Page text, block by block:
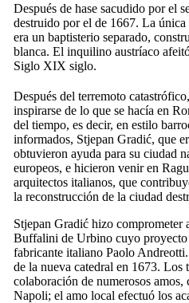
Después de hase sacudido por el
destruido por el de 1667. La
era un baptisterio separado,
blanca. El inquilino austríaco
Siglo XIX siglo.
Después del terremoto
inspirarse de lo que se hacía en
del tiempo, es decir, en estilo
informados, Stjepan Gradić, que
obtuvieron ayuda para su ciudad
europeos, e hicieron venir en
arquitectos italianos, que
la reconstrucción de la ciudad
Stjepan Gradić hizo
Buffalini de Urbino cuyo proyecto
fabricante italiano Paolo
de la nueva catedral en 1673. Los
colaboración de numerosos
Napoli; el amo local efectuó los